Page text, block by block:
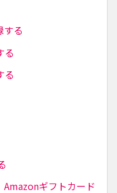
する
る
る
Amazonギフトカード